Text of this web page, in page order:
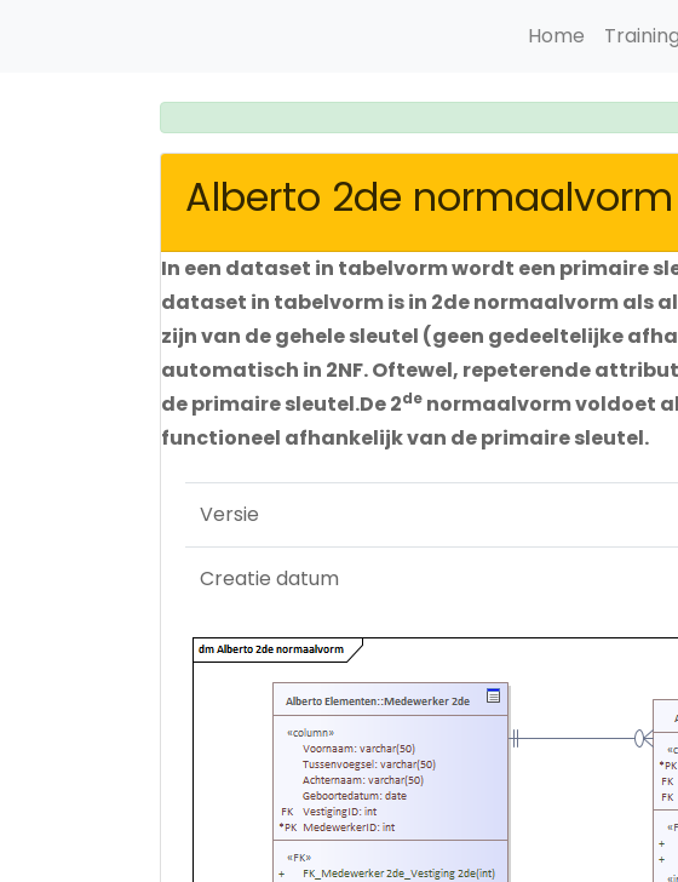
Home
Alberto 2de normaalvorm
In een dataset in tabelvorm wordt een primaire
dataset in tabelvorm is in 2de normaalvorm als
zijn van de gehele sleutel (geen gedeeltelijke
automatisch in 2NF. Oftewel, repeterende
de primaire sleutel.De 2de normaalvorm voldoet al
functioneel afhankelijk van de primaire sleutel.
Versie
Creatie datum